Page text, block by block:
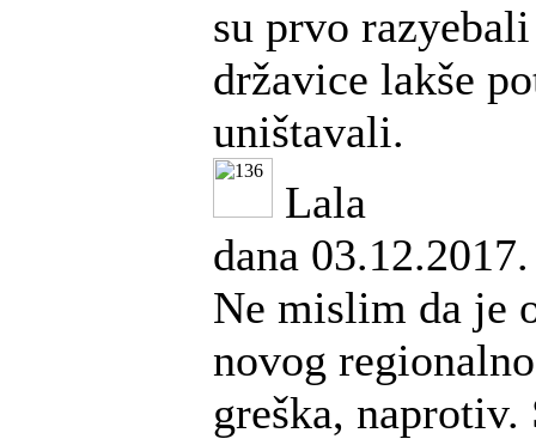
su prvo
državice lakše
uništavali.
Lala
dana
Ne mislim da je
novog
greška, naprotiv.